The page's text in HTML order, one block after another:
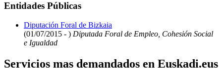
Entidades Públicas
Diputación Foral de Bizkaia
(01/07/2015 - ) Diputada Foral de Empleo, Cohesión Social
e Igualdad
Servicios mas demandados en Euskadi.eus